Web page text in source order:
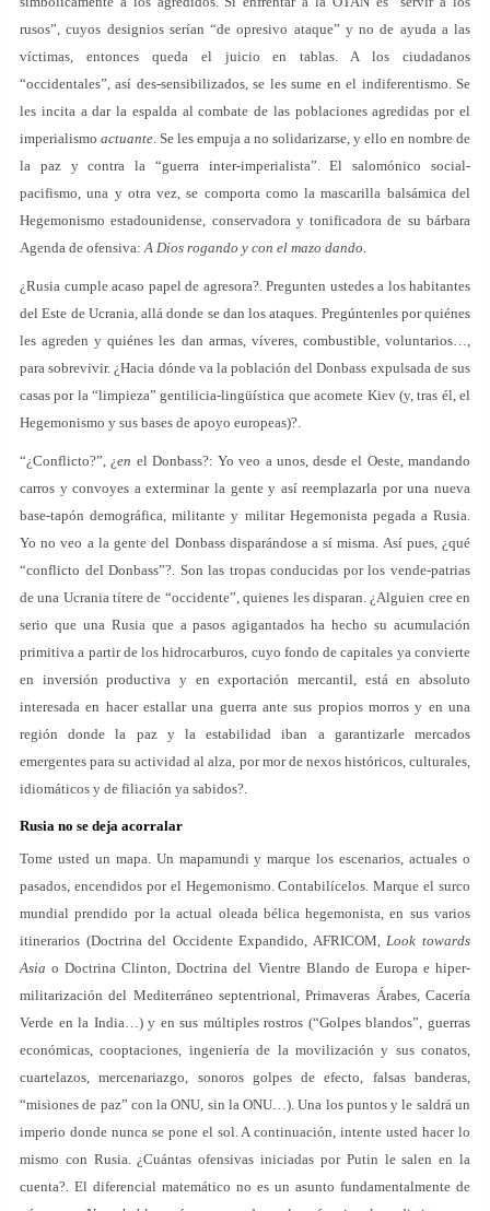
rusos”, cuyos designios serían “de opresivo ataque” y no de ayuda a las
víctimas, entonces queda el juicio en tablas. A los ciudadanos
“occidentales”, así des-sensibilizados, se les sume en el indiferentismo. Se
les incita a dar la espalda al combate de las poblaciones agredidas por el
imperialismo actuante. Se les empuja a no solidarizarse, y ello en nombre de
la paz y contra la “guerra inter-imperialista”. El salomónico social-
pacifismo, una y otra vez, se comporta como la mascarilla balsámica del
Hegemonismo estadounidense, conservadora y tonificadora de su bárbara
Agenda de ofensiva:A Dios rogando y con el mazo dando.
¿Rusia cumple acaso papel de agresora?. Pregunten ustedes a los habitantes
del Este de Ucrania, allá donde se dan los ataques. Pregúntenles por quiénes
les agreden y quiénes les dan armas, víveres, combustible, voluntarios…,
para sobrevivir. ¿Hacia dónde va la población del Donbass expulsada de sus
casas por la “limpieza” gentilicia-lingüística que acomete Kiev (y, tras él, el
Hegemonismo y sus bases de apoyo europeas)?.
“¿Conflicto?”, ¿en el Donbass?: Yo veo a unos, desde el Oeste, mandando
carros y convoyes a exterminar la gente y así reemplazarla por una nueva
base-tapón demográfica, militante y militar Hegemonista pegada a Rusia.
Yo no veo a la gente del Donbass disparándose a sí misma. Así pues, ¿qué
“conflicto del Donbass”?. Son las tropas conducidas por los vende-patrias
de una Ucrania títere de “occidente”, quienes les disparan. ¿Alguien cree en
serio que una Rusia que a pasos agigantados ha hecho su acumulación
primitiva a partir de los hidrocarburos, cuyo fondo de capitales ya convierte
en inversión productiva y en exportación mercantil, está en absoluto
interesada en hacer estallar una guerra ante sus propios morros y en una
región donde la paz y la estabilidad iban a garantizarle mercados
emergentes para su actividad al alza, por mor de nexos históricos, culturales,
idiomáticos y de filiación ya sabidos?.
Rusia no se deja acorralar
Tome usted un mapa. Un mapamundi y marque los escenarios, actuales o
pasados, encendidos por el Hegemonismo. Contabilícelos. Marque el surco
mundial prendido por la actual oleada bélica hegemonista, en sus varios
itinerarios (Doctrina del Occidente Expandido, AFRICOM,Look towards
Asia o Doctrina Clinton, Doctrina del Vientre Blando de Europa e hiper-
militarización del Mediterráneo septentrional, Primaveras Árabes, Cacería
Verde en la India…) y en sus múltiples rostros (“Golpes blandos”, guerras
económicas, cooptaciones, ingeniería de la movilización y sus conatos,
cuartelazos, mercenariazgo, sonoros golpes de efecto, falsas banderas,
“misiones de paz” con la ONU, sin la ONU…). Una los puntos y le saldrá un
imperio donde nunca se pone el sol. A continuación, intente usted hacer lo
mismo con Rusia. ¿Cuántas ofensivas iniciadas por Putin le salen en la
cuenta?. El diferencial matemático no es un asunto fundamentalmente de